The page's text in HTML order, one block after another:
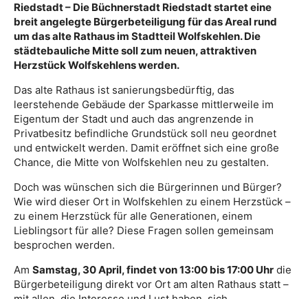
Riedstadt – Die Büchnerstadt Riedstadt startet eine
breit angelegte Bürgerbeteiligung für das Areal rund
um das alte Rathaus im Stadtteil Wolfskehlen. Die
städtebauliche Mitte soll zum neuen, attraktiven
Herzstück Wolfskehlens werden.
Das alte Rathaus ist sanierungsbedürftig, das
leerstehende Gebäude der Sparkasse mittlerweile im
Eigentum der Stadt und auch das angrenzende in
Privatbesitz befindliche Grundstück soll neu geordnet
und entwickelt werden. Damit eröffnet sich eine große
Chance, die Mitte von Wolfskehlen neu zu gestalten.
Doch was wünschen sich die Bürgerinnen und Bürger?
Wie wird dieser Ort in Wolfskehlen zu einem Herzstück –
zu einem Herzstück für alle Generationen, einem
Lieblingsort für alle? Diese Fragen sollen gemeinsam
besprochen werden.
Am Samstag, 30 April, findet von 13:00 bis 17:00 Uhr die
Bürgerbeteiligung direkt vor Ort am alten Rathaus statt –